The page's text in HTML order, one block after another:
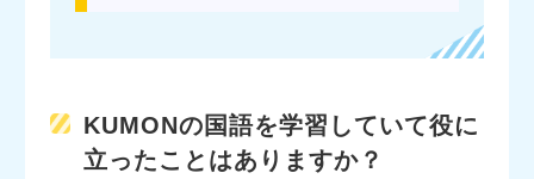
KUMONの国語を学習していて役に
立ったことはありますか？